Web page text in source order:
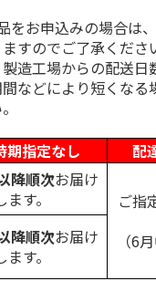
お申込みの場合は
すのでご了承くださ
造工場からの配送日
などにより短くなる
期指定なし
配
降順次お届け
ます。
ご指
（6
降順次お届け
ます。